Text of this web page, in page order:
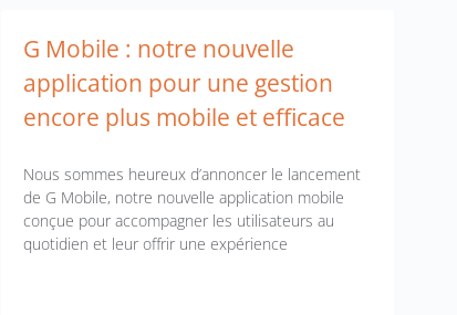
G Mobile : notre nouvelle
application pour une gestion
encore plus mobile et efficace
Nous sommes heureux d’annoncer le lancement
de G Mobile, notre nouvelle application mobile
conçue pour accompagner les utilisateurs au
quotidien et leur offrir une expérience